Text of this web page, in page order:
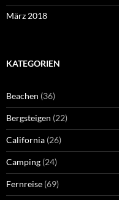
März 2018
KATEGORIEN
Beachen (36)
Bergsteigen (22)
California (26)
Camping (24)
Fernreise (69)